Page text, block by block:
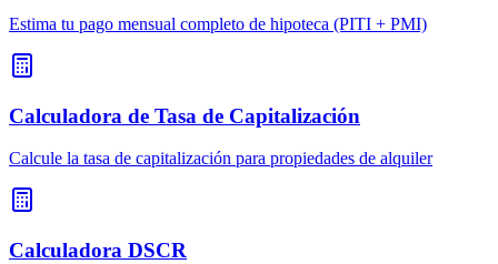
Estima tu pago mensual completo de hipoteca (PITI + PMI)
Calculadora de Tasa de Capitalización
Calcule la tasa de capitalización para propiedades de alquiler
Calculadora DSCR